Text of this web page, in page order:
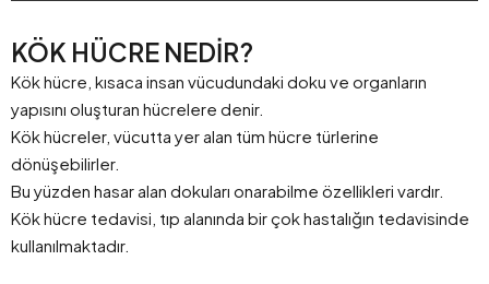
KÖK HÜCRE NEDİR?
Kök hücre, kısaca insan vücudundaki doku ve organların
yapısını oluşturan hücrelere denir.
Kök hücreler, vücutta yer alan tüm hücre türlerine
dönüşebilirler.
Bu yüzden hasar alan dokuları onarabilme özellikleri vardır.
Kök hücre tedavisi, tıp alanında bir çok hastalığın tedavisinde
kullanılmaktadır.